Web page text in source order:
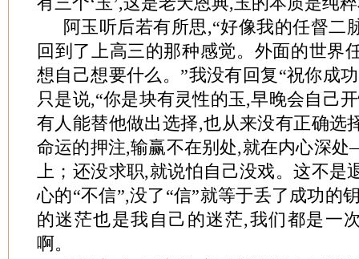
阿玉听后若有所思,“好像我的任督二
回到了上高三的那种感觉。外面的世界
想自己想要什么。”我没有回复“祝你成
只是说,“你是块有灵性的玉,早晚会自己
有人能替他做出选择,也从来没有正确选
命运的押注,输赢不在别处,就在内心深
上；还没求职,就说怕自己没戏。这不是
心的“不信”,没了“信”就等于丢了成功的
的迷茫也是我自己的迷茫,我们都是一
啊。